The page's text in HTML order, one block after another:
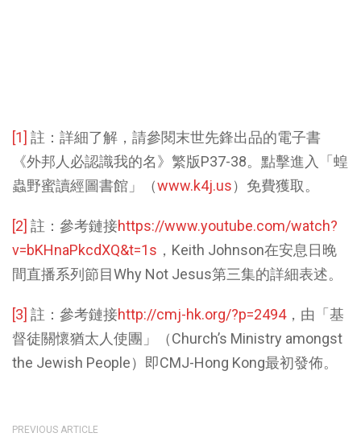
[1] 註：詳細了解，請參閱末世先鋒出品的電子書
《外邦人必認識我的名》繁版P37-38。點擊進入「蝗
蟲野蜜讀經圖書館」（www.k4j.us）免費獲取。
[2] 註：參考鏈接https://www.youtube.com/watch?
v=bKHnaPkcdXQ&t=1s ，Keith Johnson在安息日晚
間直播系列節目Why Not Jesus第三集的詳細表述。
[3] 註：參考鏈接http://cmj-hk.org/?p=2494，由「基
督徒關懷猶太人使團」（Church’s Ministry amongst
the Jewish People）即CMJ-Hong Kong最初發佈。
PREVIOUS ARTICLE